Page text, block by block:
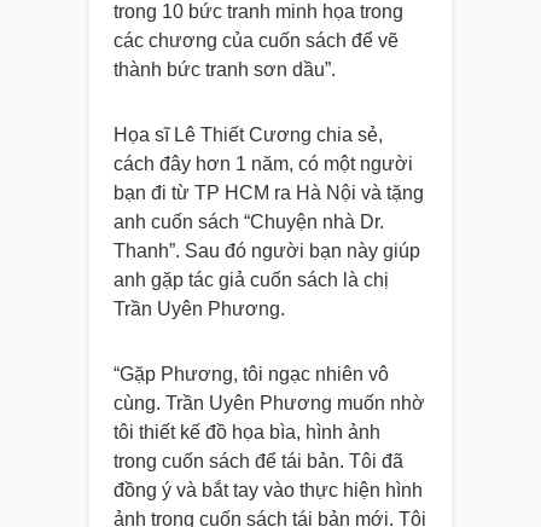
trong 10 bức tranh minh họa trong
các chương của cuốn sách để vẽ
thành bức tranh sơn dầu”.
Họa sĩ Lê Thiết Cương chia sẻ,
cách đây hơn 1 năm, có một người
bạn đi từ TP HCM ra Hà Nội và tặng
anh cuốn sách “Chuyện nhà Dr.
Thanh”. Sau đó người bạn này giúp
anh gặp tác giả cuốn sách là chị
Trần Uyên Phương.
“Gặp Phương, tôi ngạc nhiên vô
cùng. Trần Uyên Phương muốn nhờ
tôi thiết kế đồ họa bìa, hình ảnh
trong cuốn sách để tái bản. Tôi đã
đồng ý và bắt tay vào thực hiện hình
ảnh trong cuốn sách tái bản mới. Tôi